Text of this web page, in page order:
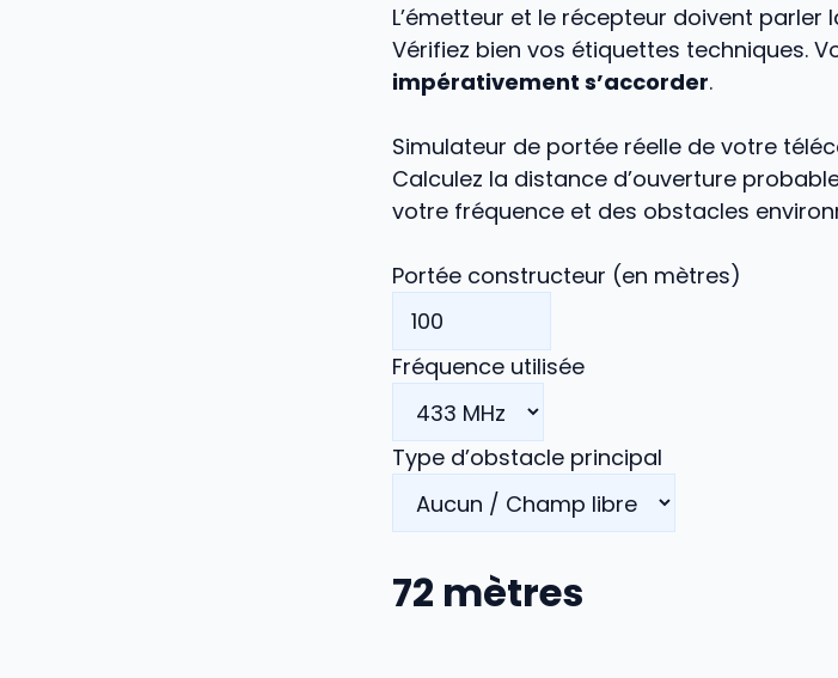
L’émetteur et le récepteur doivent parler
Vérifiez bien vos étiquettes techniques.
impérativement s’accorder.
Simulateur de portée réelle de votre
Calculez la distance d’ouverture
votre fréquence et des obstacles
Portée constructeur (en mètres)
Fréquence utilisée
Type d’obstacle principal
72 mètres